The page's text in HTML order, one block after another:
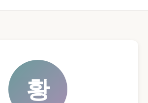
황